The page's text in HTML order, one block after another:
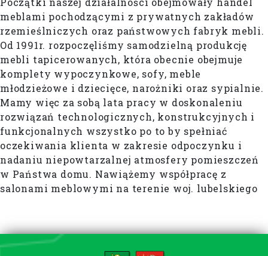
meblami pochodzącymi z prywatnych zakładów
rzemieślniczych oraz państwowych fabryk mebli.
Od 1991r. rozpoczęliśmy samodzielną produkcję
mebli tapicerowanych, która obecnie obejmuje
komplety wypoczynkowe, sofy, meble
młodzieżowe i dziecięce, narożniki oraz sypialnie.
Mamy więc za sobą lata pracy w doskonaleniu
rozwiązań technologicznych, konstrukcyjnych i
funkcjonalnych wszystko po to by spełniać
oczekiwania klienta w zakresie odpoczynku i
nadaniu niepowtarzalnej atmosfery pomieszczeń
w Państwa domu. Nawiążemy współpracę z
salonami meblowymi na terenie woj. lubelskiego